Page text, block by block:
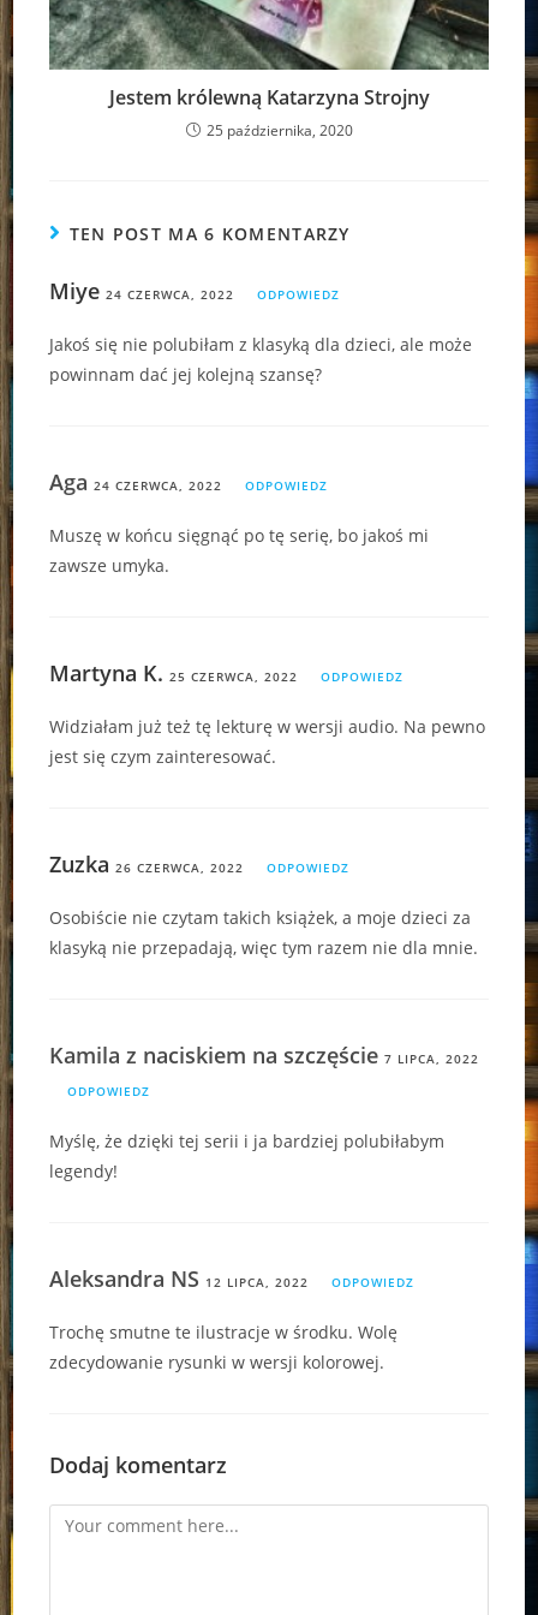
Jestem królewną Katarzyna Strojny
25 października, 2020
TEN POST MA 6 KOMENTARZY
Miye 24 CZERWCA, 2022 ODPOWIEDZ
Jakoś się nie polubiłam z klasyką dla dzieci, ale może
powinnam dać jej kolejną szansę?
Aga24 CZERWCA, 2022 ODPOWIEDZ
Muszę w końcu sięgnąć po tę serię, bo jakoś mi
zawsze umyka.
Martyna K. 25 CZERWCA, 2022 ODPOWIEDZ
Widziałam już też tę lekturę w wersji audio. Na pewno
jest się czym zainteresować.
Zuzka 26 CZERWCA, 2022 ODPOWIEDZ
Osobiście nie czytam takich książek, a moje dzieci za
klasyką nie przepadają, więc tym razem nie dla mnie.
Kamila z naciskiem na szczęście7 LIPCA, 2022
ODPOWIEDZ
Myślę, że dzięki tej serii i ja bardziej polubiłabym
legendy!
Aleksandra NS 12 LIPCA, 2022 ODPOWIEDZ
Trochę smutne te ilustracje w środku. Wolę
zdecydowanie rysunki w wersji kolorowej.
Dodaj komentarz
Comment